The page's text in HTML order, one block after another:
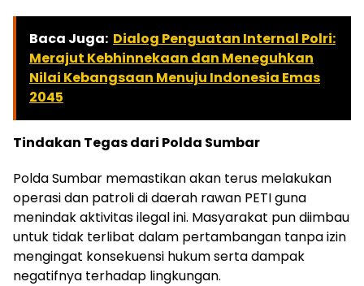
Baca Juga: Dialog Penguatan Internal Polri:
Merajut Kebhinnekaan dan Meneguhkan
Nilai Kebangsaan Menuju Indonesia Emas
2045
Tindakan Tegas dari Polda Sumbar
Polda Sumbar memastikan akan terus melakukan
operasi dan patroli di daerah rawan PETI guna
menindak aktivitas ilegal ini. Masyarakat pun diimbau
untuk tidak terlibat dalam pertambangan tanpa izin
mengingat konsekuensi hukum serta dampak
negatifnya terhadap lingkungan.